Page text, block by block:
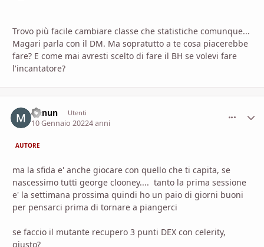
Trovo più facile cambiare classe che statistiche comunque...
Magari parla con il DM. Ma sopratutto a te cosa piacerebbe
fare? E come mai avresti scelto di fare il BH se volevi fare
l'incantatore?
Denun Utenti
10 Gennaio 20224 anni
AUTORE
ma la sfida e' anche giocare con quello che ti capita, se
nascessimo tutti george clooney.... tanto la prima sessione
e' la settimana prossima quindi ho un paio di giorni buoni
per pensarci prima di tornare a piangerci
se faccio il mutante recupero 3 punti DEX con celerity,
giusto?